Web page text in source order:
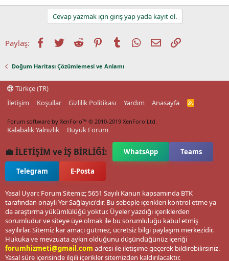
Cevap yazmak için giriş yap yada kayıt ol.
Paylaş: Facebook
TwitterReddit PinterestTumblrWhatsApp
E-postaLink
Doğum Haritası Çözümlemesi ve Anlamı
Türkçe (TR)
İletişim
Koşullar Gizlilik Politikası Yardım Anasayfa
R
Forum software by XenForo™ © 2010-2019 XenForo Ltd.
Kalabalık Yalnızlık Büyük Forum
💼 İLETİŞİM ve İŞ BİRLİĞİ: WhatsApp Teams
Telegram E-Posta
Yasal Uyarı: Forum Sitemiz; 5651 Sayılı Kanun kapsamında BTK
tarafından onaylı Yer Sağlayıcı'dır. Bu sebeple içerikleri kontrol etme ya
da araştırma yükümlülüğü yoktur. Üyeler yazdığı içeriklerden
sorumludur ve siteye üye olmak ile bu sorumluluğu kabul etmiş
sayılırlar. Sitemiz kar amacı gütmez, ücretsiz bilgi paylaşım merkezidir.
Hukuka ve mevzuata aykırı olduğunu düşündüğünüz içeriği
forumhizmeti@gmail.com adresi ile iletişime geçerek bildirebilirsiniz.
Yasal süre içerisinde ilgili içerikler sitemizden kaldırılacaktır.